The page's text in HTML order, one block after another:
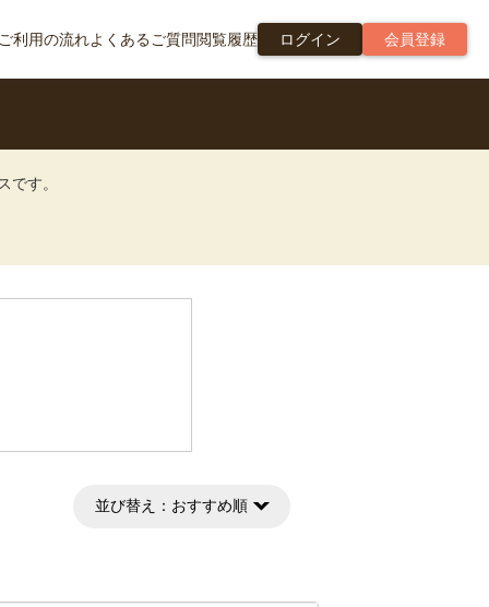
ご利用の流れよくあるご質問閲覧履歴 ログイン 会員登録
です。
並び替え： おすすめ順